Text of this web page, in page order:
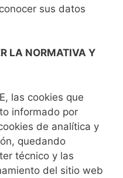
sus datos
LA NORMATIVA Y
las cookies que
informado por
de analítica y
quedando
técnico y las
del sitio web